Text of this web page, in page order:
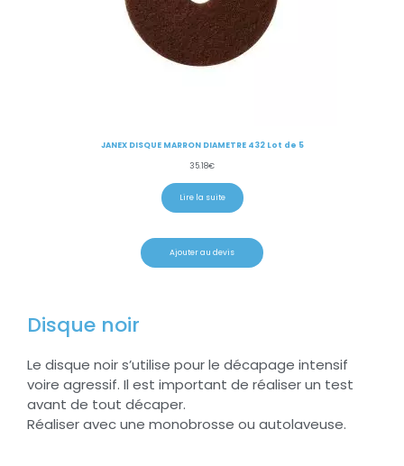
JANEX DISQUE MARRON DIAMETRE 432 Lot de 5
35.18€
Lire la suite
Ajouter au devis
Disque noir
Le disque noir s’utilise pour le décapage intensif
voire agressif. Il est important de réaliser un test
avant de tout décaper.
Réaliser avec une monobrosse ou autolaveuse.